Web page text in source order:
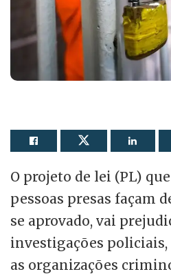
O projeto de lei (PL)
pessoas presas façam
se aprovado, vai
investigações
as organizações